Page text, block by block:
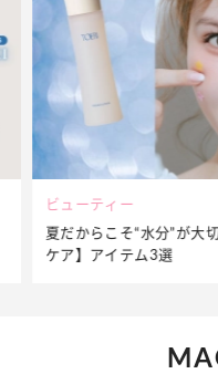
ビューティー
夏だからこそ“水分”が大
ケア】アイテム3選